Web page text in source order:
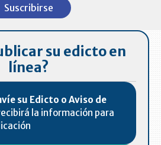
Suscribirse
su edicto en
línea?
su Edicto o Aviso de
la información para